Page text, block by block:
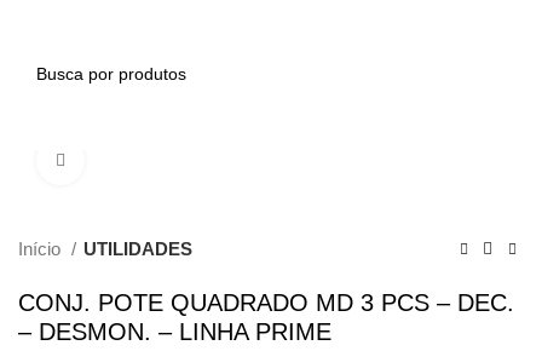
Início UTILIDADES
CONJ. POTE QUADRADO MD 3 PCS – DEC.
– DESMON. – LINHA PRIME